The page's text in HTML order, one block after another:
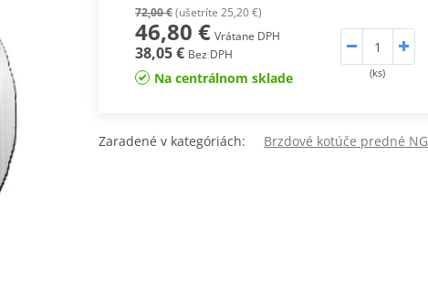
72,00 €(ušetríte 25,20 €)
46,80 € Vrátane DPH
38,05 € Bez DPH
Na centrálnom sklade (ks)
Zaradené v kategóriách: Brzdové kotúče predné NG